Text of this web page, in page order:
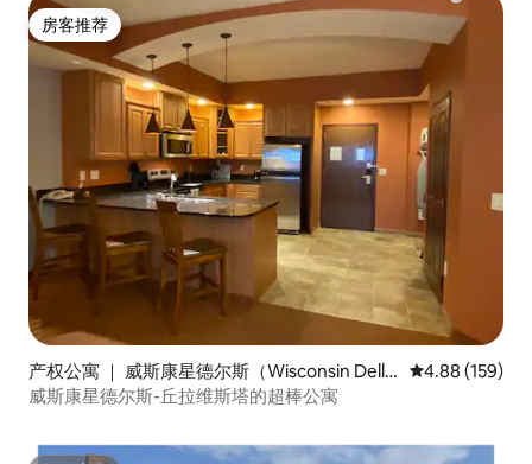
房客推荐
房客推荐
产权公寓 ｜ 威斯康星德尔斯（Wisconsin Dell
s）
平均评分 4.88
4.88 (159)
威斯康星德尔斯-丘拉维斯塔的超棒公寓